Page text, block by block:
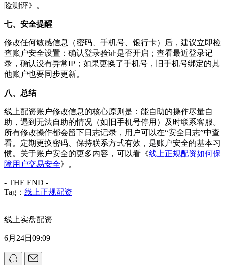
险测评》。
七、安全提醒
修改任何敏感信息（密码、手机号、银行卡）后，建议立即检
查账户安全设置：确认登录验证是否开启；查看最近登录记
录，确认没有异常IP；如果更换了手机号，旧手机号绑定的其
他账户也要同步更新。
八、总结
线上配资账户修改信息的核心原则是：能自助的操作尽量自
助，遇到无法自助的情况（如旧手机号停用）及时联系客服。
所有修改操作都会留下日志记录，用户可以在“安全日志”中查
看。定期更换密码、保持联系方式有效，是账户安全的基本习
惯。关于账户安全的更多内容，可以看《线上正规配资如何保
障用户交易安全》。
- THE END -
Tag： 线上正规配资
线上实盘配资
6月24日09:09